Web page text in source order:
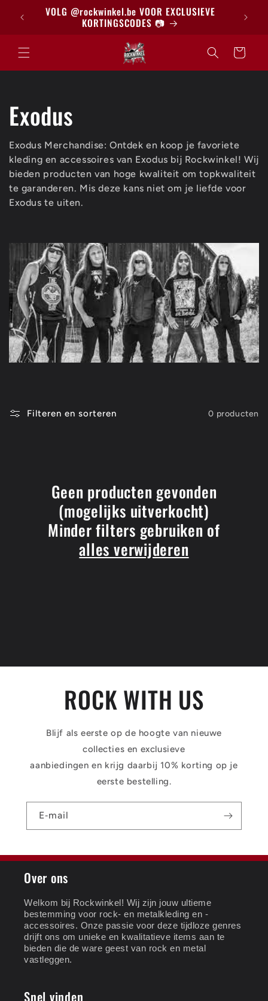
naar deVOLG @rockwinkel.be VOOR EXCLUSIEVE
KORTINGSCODES 📷
Winkelwagen
C
o
l
l
c
t
i
e
:
Exodus
Exodus Merchandise: Ontdek en koop je favoriete
kleding en accessoires van Exodus bij Rockwinkel! Wij
bieden producten van hoge kwaliteit om topkwaliteit
te garanderen. Mis deze kans niet om je liefde voor
Exodus te uiten.
Filteren en sorteren 0 producten
Geen producten gevonden
(mogelijks uitverkocht)
Minder filters gebruiken of
alles verwijderen
ROCK WITH US
Blijf als eerste op de hoogte van nieuwe
collecties en exclusieve
aanbiedingen en krijg daarbij 10% korting op je
eerste bestelling.
E‑mail
Over ons
Welkom bij Rockwinkel! Wij zijn jouw ultieme
bestemming voor rock- en metalkleding en -
accessoires. Onze passie voor deze tijdloze genres
drijft ons om unieke en kwalitatieve items aan te
bieden die de ware geest van rock en metal
vastleggen.
Snel vinden